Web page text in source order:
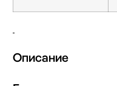
Описание